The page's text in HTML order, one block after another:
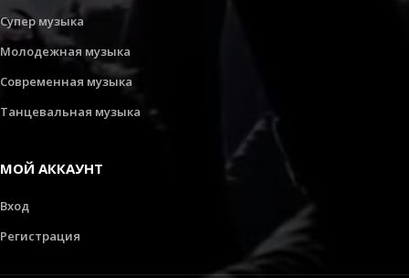
Супер музыка
Молодежная музыка
Современная музыка
Танцевальная музыка
МОЙ АККАУНТ
Вход
Регистрация